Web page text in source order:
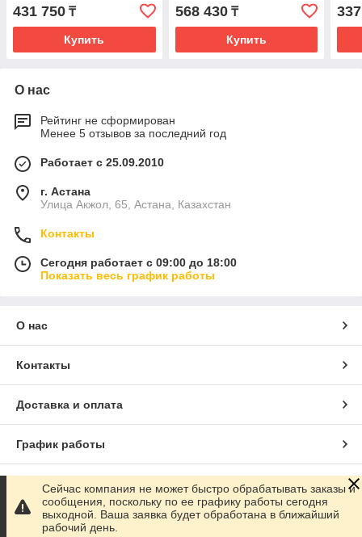
431 750 ₸
Купить
568 430₸
Купить
О нас
Рейтинг не сформирован
Менее 5 отзывов за последний год
Работает с 25.09.2010
г. Астана
Улица Акжол, 65, Астана, Казахстан
Контакты
Сегодня работает с 09:00 до 18:00
Показать весь график работы
О нас
Контакты
Доставка и оплата
График работы
Полная версия сайта
Сайт создан на маркетплейсе Satu.kz
Сейчас компания не может быстро обрабатывать заказы и
сообщения, поскольку по ее графику работы сегодня
выходной. Ваша заявка будет обработана в ближайший
рабочий день.